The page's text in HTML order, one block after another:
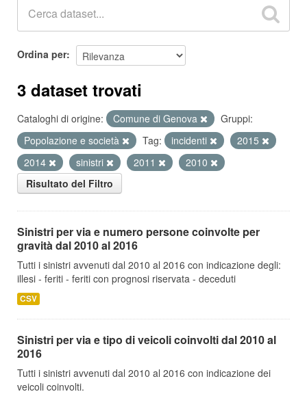
Ordina per
3 dataset trovati
Cataloghi di origine: Comune di Genova
Gruppi:
Popolazione e società
Tag: incidenti
2015
2014
sinistri 2011
2010
Risultato del Filtro
Sinistri per via e numero persone coinvolte per
gravità dal 2010 al 2016
Tutti i sinistri avvenuti dal 2010 al 2016 con indicazione degli:
illesi - feriti - feriti con prognosi riservata - deceduti
CSV
Sinistri per via e tipo di veicoli coinvolti dal 2010 al
2016
Tutti i sinistri avvenuti dal 2010 al 2016 con indicazione dei
veicoli coinvolti.